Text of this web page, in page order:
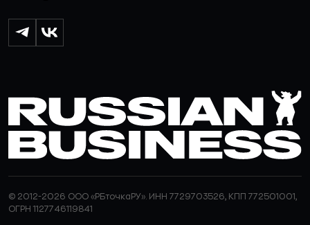
© 2012-2026 ООО «РБточкаРУ». ИНН 7729703526, КПП 772501001,
ОГРН 1127746119841